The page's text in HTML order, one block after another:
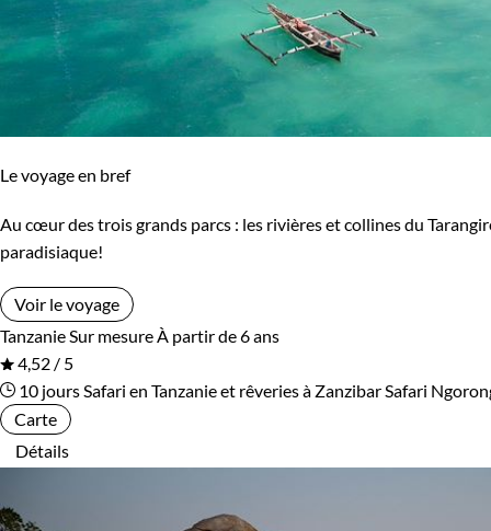
Itinérance
Itinérant Semi-itinérant
Environnement
Bord de mer et îles
Forêts, collines, rivières et lacs
Haute Montagne
Le voyage en bref
Au cœur des trois grands parcs : les rivières et collines du
paradisiaque!
Voir le voyage
TanzanieSur mesureÀ partir de 6 ans
4,52 / 5
10 joursSafari en Tanzanie et rêveries à ZanzibarSafari
Carte
Détails